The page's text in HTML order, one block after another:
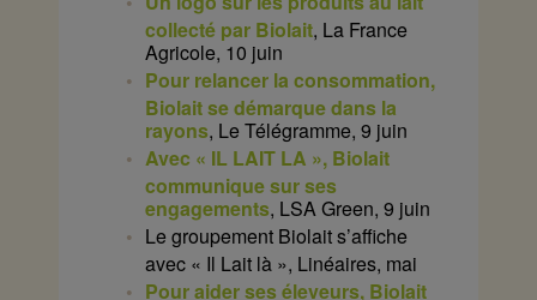
collecté par Biolait, La France
Agricole, 10 juin
Pour relancer la consommation,
Biolait se démarque dans la
rayons, Le Télégramme, 9 juin
Avec « IL LAIT LA », Biolait
communique sur ses
engagements, LSA Green, 9 juin
Le groupement Biolait s’affiche
avec « Il Lait là », Linéaires, mai
Pour aider ses éleveurs, Biolait